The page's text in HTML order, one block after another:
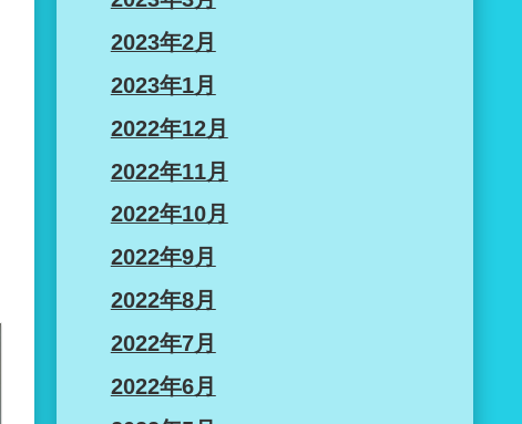
2023年2月
2023年1月
2022年12月
2022年11月
2022年10月
2022年9月
2022年8月
2022年7月
2022年6月